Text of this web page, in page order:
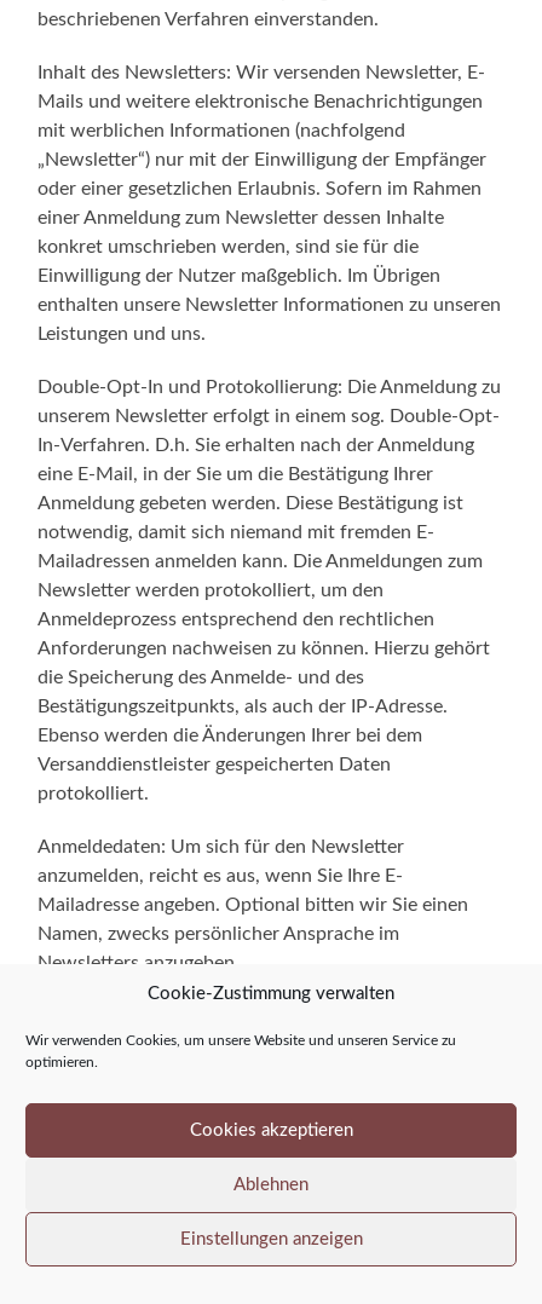
Cookie-Zustimmung verwalten
Wir verwenden Cookies, um unsere Website und unseren Service zu
optimieren.
Cookies akzeptieren
Ablehnen
Einstellungen anzeigen
beschriebenen Verfahren einverstanden.
Inhalt des Newsletters: Wir versenden Newsletter, E-
Mails und weitere elektronische Benachrichtigungen
mit werblichen Informationen (nachfolgend
„Newsletter“) nur mit der Einwilligung der Empfänger
oder einer gesetzlichen Erlaubnis. Sofern im Rahmen
einer Anmeldung zum Newsletter dessen Inhalte
konkret umschrieben werden, sind sie für die
Einwilligung der Nutzer maßgeblich. Im Übrigen
enthalten unsere Newsletter Informationen zu unseren
Leistungen und uns.
Double-Opt-In und Protokollierung: Die Anmeldung zu
unserem Newsletter erfolgt in einem sog. Double-Opt-
In-Verfahren. D.h. Sie erhalten nach der Anmeldung
eine E-Mail, in der Sie um die Bestätigung Ihrer
Anmeldung gebeten werden. Diese Bestätigung ist
notwendig, damit sich niemand mit fremden E-
Mailadressen anmelden kann. Die Anmeldungen zum
Newsletter werden protokolliert, um den
Anmeldeprozess entsprechend den rechtlichen
Anforderungen nachweisen zu können. Hierzu gehört
die Speicherung des Anmelde- und des
Bestätigungszeitpunkts, als auch der IP-Adresse.
Ebenso werden die Änderungen Ihrer bei dem
Versanddienstleister gespeicherten Daten
protokolliert.
Anmeldedaten: Um sich für den Newsletter
anzumelden, reicht es aus, wenn Sie Ihre E-
Mailadresse angeben. Optional bitten wir Sie einen
Namen, zwecks persönlicher Ansprache im
Newsletters anzugeben.
verbundene Erfolgsmessung erfolgen auf Grundlage
einer Einwilligung der Empfänger gem. Art. 6 Abs. 1 lit.
a, Art. 7 DSGVO i.V.m § 7 Abs. 2 Nr. 3 UWG oder falls
eine Einwilligung nicht erforderlich ist, auf Grundlage
unserer berechtigten Interessen am Direktmarketing
gem. Art. 6 Abs. 1 lt. f. DSGVO i.V.m. § 7 Abs. 3 UWG.
Die Protokollierung des Anmeldeverfahrens erfolgt auf
Grundlage unserer berechtigten Interessen gem. Art. 6